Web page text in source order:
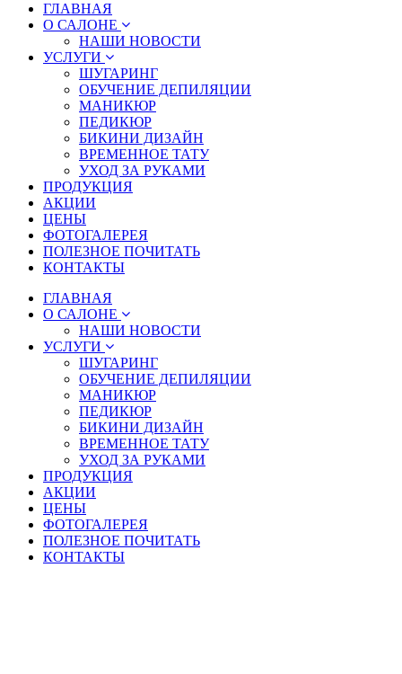
ГЛАВНАЯ
О САЛОНЕ
НАШИ НОВОСТИ
УСЛУГИ
ШУГАРИНГ
ОБУЧЕНИЕ ДЕПИЛЯЦИИ
МАНИКЮР
ПЕДИКЮР
БИКИНИ ДИЗАЙН
ВРЕМЕННОЕ ТАТУ
УХОД ЗА РУКАМИ
ПРОДУКЦИЯ
АКЦИИ
ЦЕНЫ
ФОТОГАЛЕРЕЯ
ПОЛЕЗНОЕ ПОЧИТАТЬ
КОНТАКТЫ
ГЛАВНАЯ
О САЛОНЕ
НАШИ НОВОСТИ
УСЛУГИ
ШУГАРИНГ
ОБУЧЕНИЕ ДЕПИЛЯЦИИ
МАНИКЮР
ПЕДИКЮР
БИКИНИ ДИЗАЙН
ВРЕМЕННОЕ ТАТУ
УХОД ЗА РУКАМИ
ПРОДУКЦИЯ
АКЦИИ
ЦЕНЫ
ФОТОГАЛЕРЕЯ
ПОЛЕЗНОЕ ПОЧИТАТЬ
КОНТАКТЫ